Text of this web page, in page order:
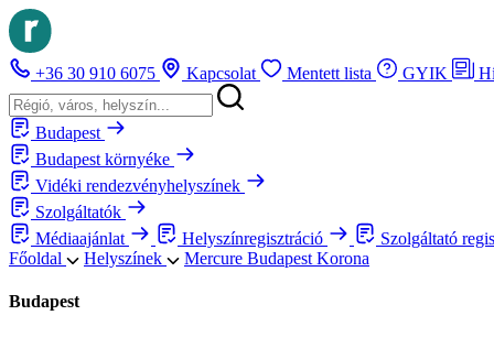
+36 30 910 6075 Kapcsolat Mentett lista GYIK
Budapest
Budapest környéke
Vidéki rendezvényhelyszínek
Szolgáltatók
Médiaajánlat
Helyszínregisztráció Szolgáltató
Főoldal
Helyszínek Mercure Budapest Korona
Budapest